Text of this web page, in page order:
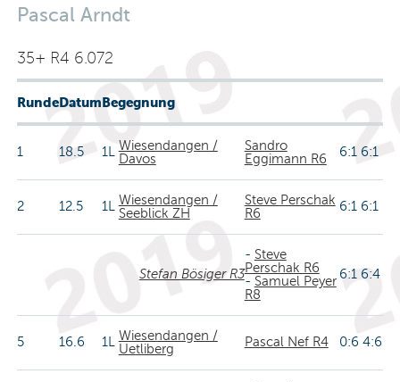
Pascal Arndt
35+ R4 6.072
RundeDatumBegegnung
1 18.5 1LWiesendangen /
Davos
Sandro
Eggimann R6
6:1 6:1
2 12.5 1LWiesendangen /
Seeblick ZH
Steve Perschak
R6
6:1 6:1
Stefan Bösiger R3
- Steve
Perschak R6
- Samuel Peyer
R8
6:1 6:4
5 16.6 1LWiesendangen /
Uetliberg
Pascal Nef R4 0:6 4:6